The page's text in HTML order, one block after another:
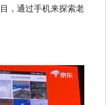
，通过手机来探索老